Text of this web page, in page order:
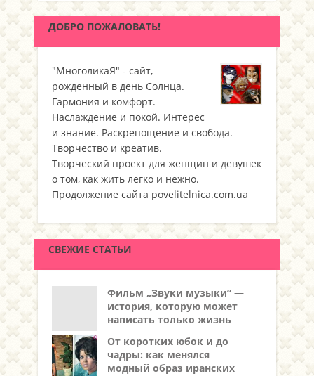
ДОБРО ПОЖАЛОВАТЬ!
"МноголикаЯ" - сайт,
рожденный в день Солнца.
Гармония и комфорт.
Наслаждение и покой. Интерес
и знание. Раскрепощение и свобода.
Творчество и креатив.
Творческий проект для женщин и девушек
о том, как жить легко и нежно.
Продолжение сайта povelitelnica.com.ua
СВЕЖИЕ СТАТЬИ
Фильм „Звуки музыки“ —
история, которую может
написать только жизнь
От коротких юбок и до
чадры: как менялся
модный образ иранских